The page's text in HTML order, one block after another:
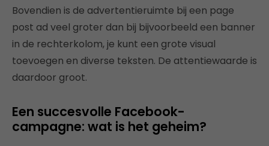
Bovendien is de advertentieruimte bij een page
post ad veel groter dan bij bijvoorbeeld een banner
in de rechterkolom, je kunt een grote visual
toevoegen en diverse teksten. De attentiewaarde is
daardoor groot.
Een succesvolle Facebook-
campagne: wat is het geheim?